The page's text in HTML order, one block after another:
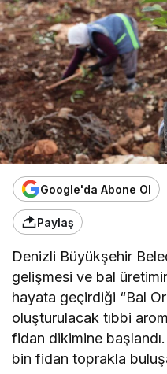
Google'da Abone Ol
Paylaş
Denizli Büyükşehir
gelişmesi ve bal
hayata geçirdiği “Bal
oluşturulacak tıbbi
fidan dikimine
bin fidan toprakla